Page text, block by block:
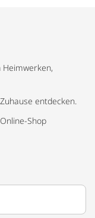
Heimwerken,
entdecken.
Shop